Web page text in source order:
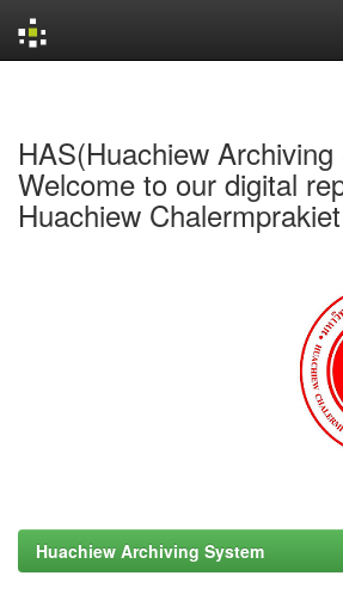
HAS(Huachiew
Welcome to our digital
Huachiew
Huachiew Archiving System